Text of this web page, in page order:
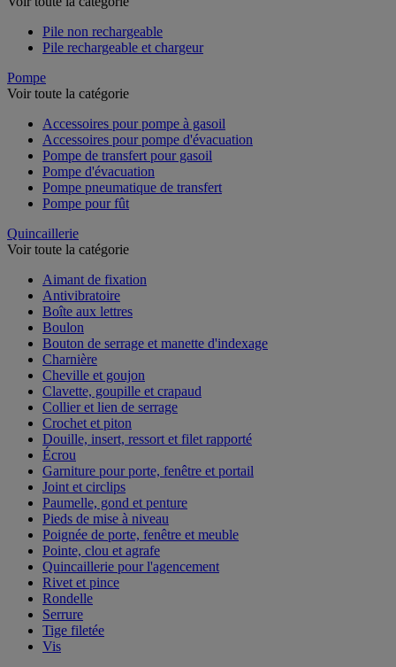
Pile non rechargeable
Pile rechargeable et chargeur
Pompe
Voir toute la catégorie
Accessoires pour pompe à gasoil
Accessoires pour pompe d'évacuation
Pompe de transfert pour gasoil
Pompe d'évacuation
Pompe pneumatique de transfert
Pompe pour fût
Quincaillerie
Voir toute la catégorie
Aimant de fixation
Antivibratoire
Boîte aux lettres
Boulon
Bouton de serrage et manette d'indexage
Charnière
Cheville et goujon
Clavette, goupille et crapaud
Collier et lien de serrage
Crochet et piton
Douille, insert, ressort et filet rapporté
Écrou
Garniture pour porte, fenêtre et portail
Joint et circlips
Paumelle, gond et penture
Pieds de mise à niveau
Poignée de porte, fenêtre et meuble
Pointe, clou et agrafe
Quincaillerie pour l'agencement
Rivet et pince
Rondelle
Serrure
Tige filetée
Vis